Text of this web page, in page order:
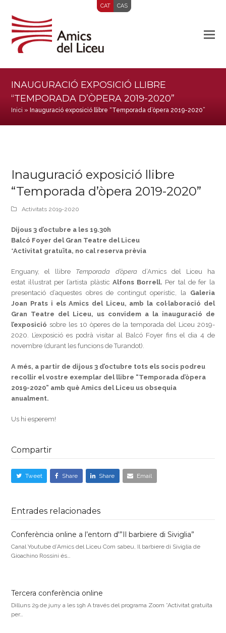
CAT CAS
INAUGURACIÓ EXPOSICIÓ LLIBRE
“TEMPORADA D’ÒPERA 2019-2020”
Inici » Inauguració exposició llibre “Temporada d’òpera 2019-2020”
Inauguració exposició llibre
“Temporada d’òpera 2019-2020”
Activitats 2019-2020
Dijous 3 d’octubre a les 19.30h
Balcó Foyer del Gran Teatre del Liceu
*Activitat gratuïta, no cal reserva prèvia
Enguany, el llibre Temporada d’òperad’Amics del Liceu ha
estat il·lustrat per l’artista plàstic Alfons Borrell. Per tal de fer la
presentació d’aquestes obres de contingut operístic, la Galeria
Joan Prats i els Amics del Liceu, amb la col·laboració del
Gran Teatre del Liceu, us convidem a la inauguració de
l’exposició sobre les 10 òperes de la temporada del Liceu 2019-
2020. L’exposició es podrà visitar al Balcó Foyer fins el dia 4 de
novembre (durant les funcions de Turandot).
A més, a partir de dijous 3 d’octubre tots els socis podreu
recollir el vostre exemplar del llibre “Temporada d’òpera
2019-2020” amb què Amics del Liceu us obsequia
anualment.
Us hi esperem!
Compartir
Tweet Share Share Email
Entrades relacionades
Conferència online a l’entorn d'”Il barbiere di Siviglia”
Canal Youtube d’Amics del Liceu Com sabeu, Il barbiere di Siviglia de
Gioachino Rossini és…
Tercera conferència online
Dilluns 29 de juny a les 19h A través del programa Zoom *Activitat gratuïta
per…